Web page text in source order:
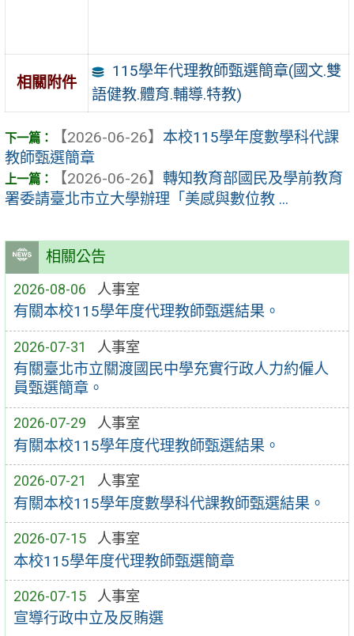
相關公告
2026-08-06 人事室
有關本校115學年度代理教師甄選結果。
2026-07-31 人事室
有關臺北市立關渡國民中學充實行政人力約僱人
員甄選簡章。
2026-07-29 人事室
有關本校115學年度代理教師甄選結果。
2026-07-21 人事室
有關本校115學年度數學科代課教師甄選結果。
2026-07-15 人事室
本校115學年度代理教師甄選簡章
2026-07-15 人事室
宣導行政中立及反賄選
相關附件
115學年代理教師甄選簡章(國文.雙
語健教.體育.輔導.特教)
【2026-06-26】 本校115學年度數學科代課
教師甄選簡章
【2026-06-26】 轉知教育部國民及學前教育
署委請臺北市立大學辦理「美感與數位教 ...